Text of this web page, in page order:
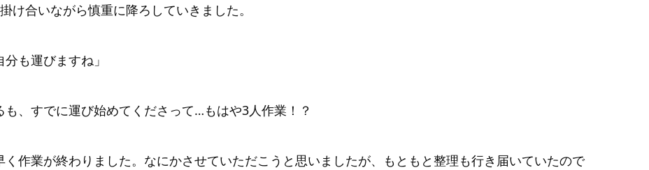
合いながら慎重に降ろしていきました。
も運びますね」
、すでに運び始めてくださって…もはや3人作業！？
作業が終わりました。なにかさせていただこうと思いましたが、もともと整理も行き届いていたので